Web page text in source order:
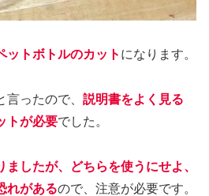
ットボトルのカット になります。
ったので、 説明書をよく見る
トが必要でした。
ましたが、どちらを使うにせよ、
れがあるので、注意が必要です。